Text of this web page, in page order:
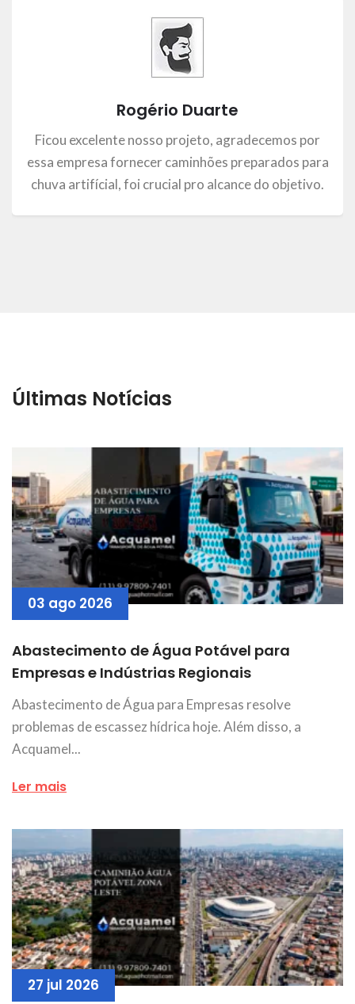
Maria Eduarda
Gostamos muito do atendimento, as crianças
ganharam o dia na piscina, ver isso não tem preço.
Recomendamos essa empresa de caminhão pipa.
Últimas Notícias
03 ago 2026
Abastecimento de Água Potável para
Empresas e Indústrias Regionais
Abastecimento de Água para Empresas resolve
problemas de escassez hídrica hoje. Além disso, a
Acquamel...
Ler mais
27 jul 2026